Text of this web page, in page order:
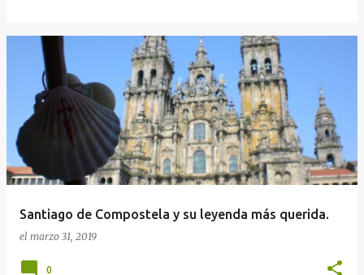
Santiago de Compostela y su leyenda más querida.
el marzo 31, 2019
0